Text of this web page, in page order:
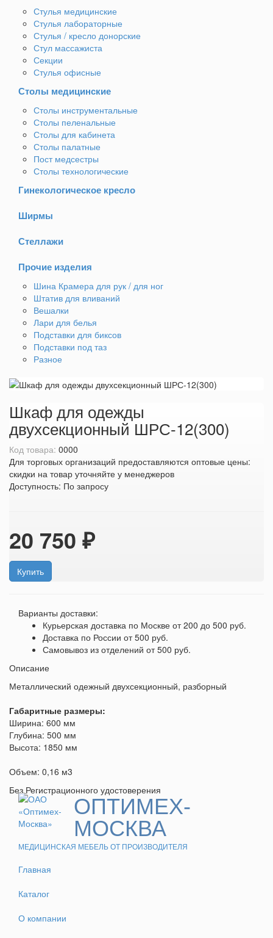
Стулья медицинские
Стулья лабораторные
Стулья / кресло донорские
Стул массажиста
Секции
Стулья офисные
Столы медицинские
Столы инструментальные
Столы пеленальные
Столы для кабинета
Столы палатные
Пост медсестры
Столы технологические
Гинекологическое кресло
Ширмы
Стеллажи
Прочие изделия
Шина Крамера для рук / для ног
Штатив для вливаний
Вешалки
Лари для белья
Подставки для биксов
Подставки под таз
Разное
Шкаф для одежды
двухсекционный ШРС-12(300)
Код товара: 0000
Для торговых организаций предоставляются оптовые цены:
скидки на товар уточняйте у менеджеров
Доступность: По запросу
20 750 ₽
Купить
Варианты доставки:
Курьерская доставка по Москве от 200 до 500 руб.
Доставка по России от 500 руб.
Самовывоз из отделений от 500 руб.
Описание
Металлический одежный двухсекционный, разборный
Габаритные размеры:
Ширина: 600 мм
Глубина: 500 мм
Высота: 1850 мм
Объем: 0,16 м3
Без Регистрационного удостоверения
ОПТИМЕХ-
МОСКВА
МЕДИЦИНСКАЯ МЕБЕЛЬ ОТ ПРОИЗВОДИТЕЛЯ
Главная
Каталог
О компании